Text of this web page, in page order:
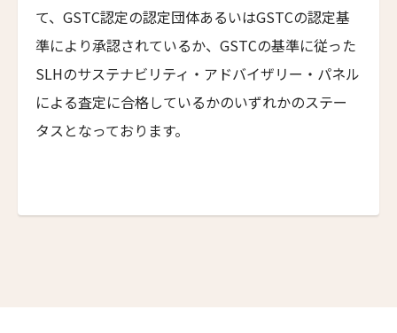
トラスコリゾート
スキーラ・リトリート
Skýra Retreat
ア・マンドリア・ディ・ムルトリ
A Mandria di Murtoli
て、GSTC認定の認定団体あるいはGSTCの認定基
準により承認されているか、GSTCの基準に従った
SLHのサステナビリティ・アドバイザリー・パネル
による査定に合格しているかのいずれかのステー
タスとなっております。